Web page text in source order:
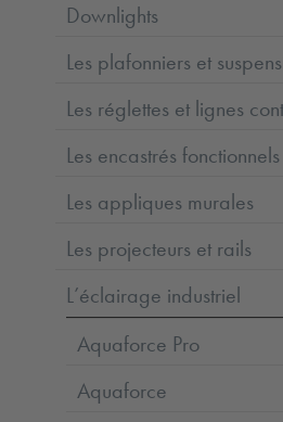
Downlights
Les plafonniers et
Les réglettes et lignes
Les encastrés fonctionnels
Les appliques murales
Les projecteurs et rails
L’éclairage industriel
Aquaforce Pro
Aquaforce